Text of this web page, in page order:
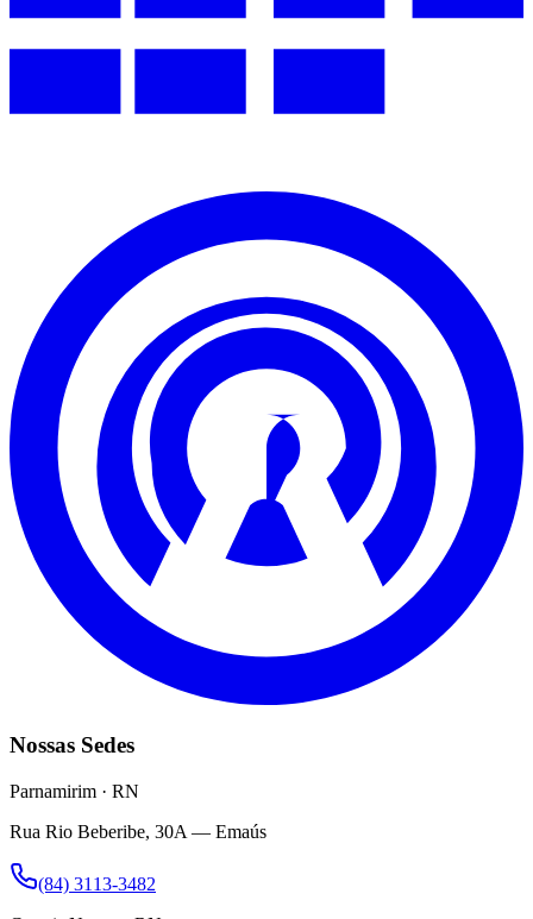
Nossas Sedes
Parnamirim · RN
Rua Rio Beberibe, 30A — Emaús
(84) 3113-3482